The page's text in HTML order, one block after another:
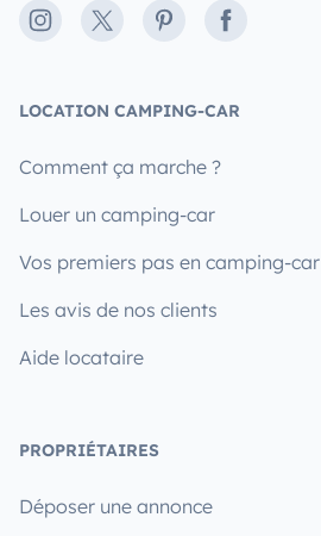
Instagram
X PinterestFacebook
LOCATION CAMPING-CAR
Comment ça marche ?
Louer un camping-car
Vos premiers pas en camping-car
Les avis de nos clients
Aide locataire
PROPRIÉTAIRES
Déposer une annonce